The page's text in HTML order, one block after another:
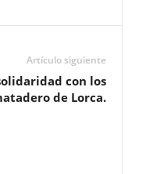
Artículo siguiente
con los
de Lorca.